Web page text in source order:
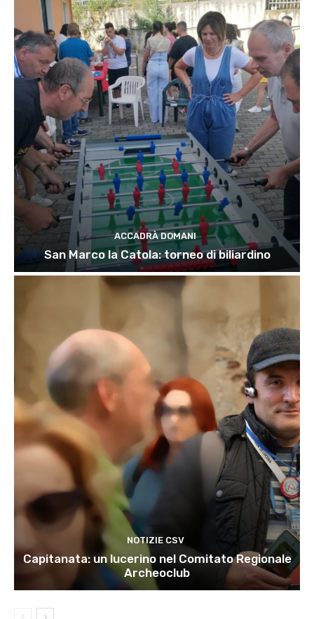
ACCADRÀ DOMANI
San Marco la Catola: torneo di biliardino
NOTIZIE CSV
Capitanata: un lucerino nel Comitato Regionale
Archeoclub